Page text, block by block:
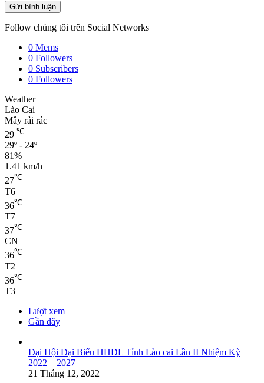
Follow chúng tôi trên Social Networks
0 Mems
0 Followers
0 Subscribers
0 Followers
Weather
Lào Cai
Mây rải rác
29 ℃
29º - 24º
81%
1.41 km/h
27℃
T6
36℃
T7
37℃
CN
36℃
T2
36℃
T3
Lượt xem
Gần đây
Đại Hội Đại Biểu HHDL Tỉnh Lào cai Lần II Nhiệm Kỳ
2022 – 2027
21 Tháng 12, 2022